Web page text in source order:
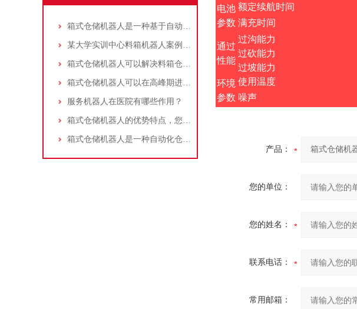
箱式仓储机器人是一种基于自动化技术的智能搬运设备
某大学实训中心料箱机器人案例分享
箱式仓储机器人可以解决料箱仓库的哪些痛点？
箱式仓储机器人可以在高峰期进行自动调度运行效率
服务机器人在医院有哪些作用？
箱式仓储机器人的优势特点，您都知道吗？
箱式仓储机器人是一种自动化仓储系统
电池
参数
额定续航时间
满充时间
通过
性能
过沟能力
过砍能力
过坡能力
环境
参数
使用温度
噪声
产品：
您的单位：
您的姓名：
联系电话：
常用邮箱：